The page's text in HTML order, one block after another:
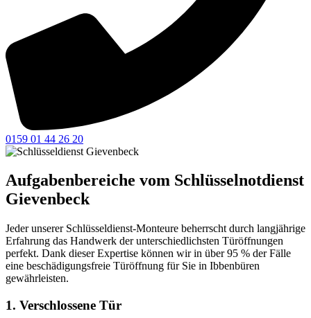
0159 01 44 26 20
Aufgabenbereiche vom Schlüsselnotdienst
Gievenbeck
Jeder unserer Schlüsseldienst-Monteure beherrscht durch langjährige
Erfahrung das Handwerk der unterschiedlichsten Türöffnungen
perfekt. Dank dieser Expertise können wir in über 95 % der Fälle
eine beschädigungsfreie Türöffnung für Sie in Ibbenbüren
gewährleisten.
1. Verschlossene Tür